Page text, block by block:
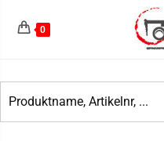
0